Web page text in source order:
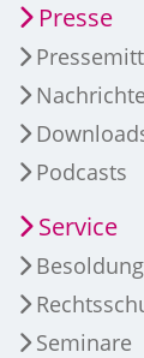
Presse
Podcasts
Service
Seminare